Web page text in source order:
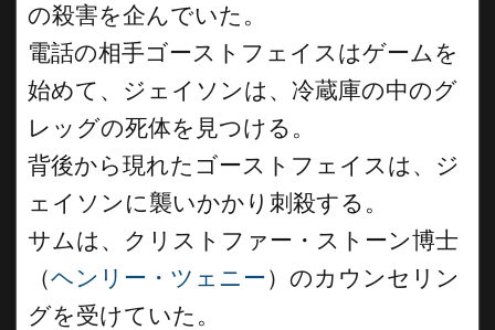
の殺害を企んでいた。
電話の相手ゴーストフェイスはゲームを
始めて、ジェイソンは、冷蔵庫の中のグ
レッグの死体を見つける。
背後から現れたゴーストフェイスは、ジ
ェイソンに襲いかかり刺殺する。
サムは、クリストファー・ストーン博士
（ヘンリー・ツェニー）のカウンセリン
グを受けていた。